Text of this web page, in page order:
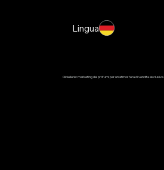
Lingua
Gioiellerie: marketing dei profumi per un'atmosfera di vendita